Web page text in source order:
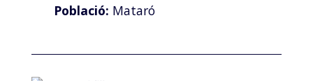
Població: Mataró